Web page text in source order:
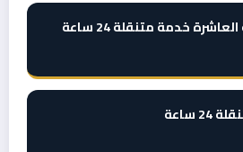
خدمة متنقلة 24 ساعة
ساعة